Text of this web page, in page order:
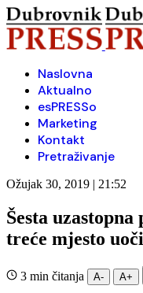
Naslovna
Aktualno
esPRESSo
Marketing
Kontakt
Pretraživanje
Ožujak 30, 2019 | 21:52
Šesta
treće mjesto
3 min čitanja A- A+